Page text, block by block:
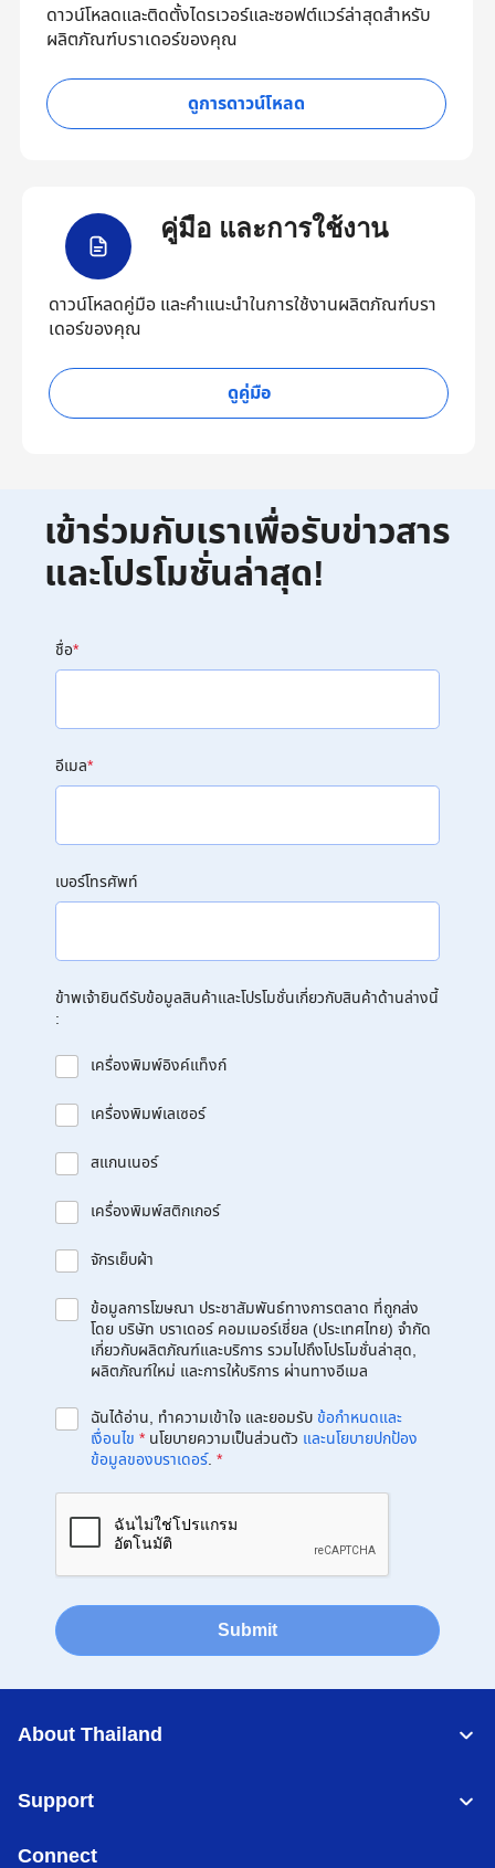
ดาวน์โหลดและติดตั้งไดรเวอร์และซอฟต์แวร์ล่าสุดสำหรับ
ผลิตภัณฑ์บราเดอร์ของคุณ
ดูการดาวน์โหลด
คู่มือ และการใช้งาน
ดาวน์โหลดคู่มือ และคำแนะนำในการใช้งานผลิตภัณฑ์บรา
เดอร์ของคุณ
ดูคู่มือ
เข้าร่วมกับเราเพื่อรับข่าวสาร
และโปรโมชั่นล่าสุด!
ชื่อ*
อีเมล*
เบอร์โทรศัพท์
ข้าพเจ้ายินดีรับข้อมูลสินค้าและโปรโมชั่นเกี่ยวกับสินค้าด้านล่างนี้
:
เครื่องพิมพ์อิงค์แท็งก์
เครื่องพิมพ์เลเซอร์
สแกนเนอร์
เครื่องพิมพ์สติกเกอร์
จักรเย็บผ้า
ข้อมูลการโฆษณา ประชาสัมพันธ์ทางการตลาด ที่ถูกส่ง
โดย บริษัท บราเดอร์ คอมเมอร์เชี่ยล (ประเทศไทย) จำกัด
เกี่ยวกับผลิตภัณฑ์และบริการ รวมไปถึงโปรโมชั่นล่าสุด,
ผลิตภัณฑ์ใหม่ และการให้บริการ ผ่านทางอีเมล
ฉันได้อ่าน, ทำความเข้าใจ และยอมรับข้อกำหนดและ
เงื่อนไข * นโยบายความเป็นส่วนตัว และนโยบายปกป้อง
ข้อมูลของบราเดอร์. *
Submit
About Thailand
Support
Connect